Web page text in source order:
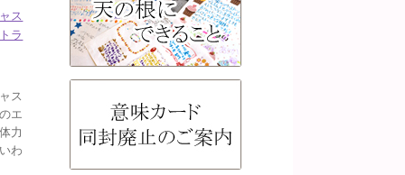
ス
ラ
ス
エ
力
わ